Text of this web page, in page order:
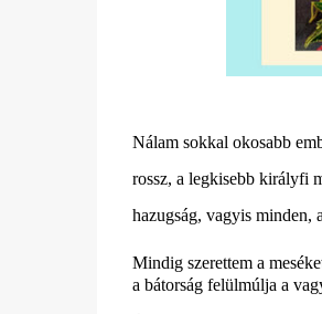
Nálam sokkal okosabb
rossz, a legkisebb királyfi
hazugság, vagyis minden,
Mindig szerettem a
a bátorság felülmúlja a